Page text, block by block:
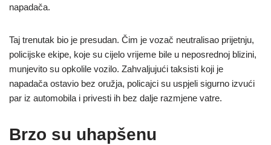
napadača.
Taj trenutak bio je presudan. Čim je vozač neutralisao prijetnju,
policijske ekipe, koje su cijelo vrijeme bile u neposrednoj blizini,
munjevito su opkolile vozilo. Zahvaljujući taksisti koji je
napadača ostavio bez oružja, policajci su uspjeli sigurno izvući
par iz automobila i privesti ih bez dalje razmjene vatre.
Brzo su uhapšenu